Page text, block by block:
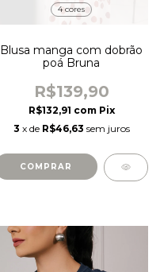
4 cores
Blusa manga com dobrão
poá Bruna
R$139,90
R$132,91 com Pix
3 x de R$46,63 sem juros
COMPRAR